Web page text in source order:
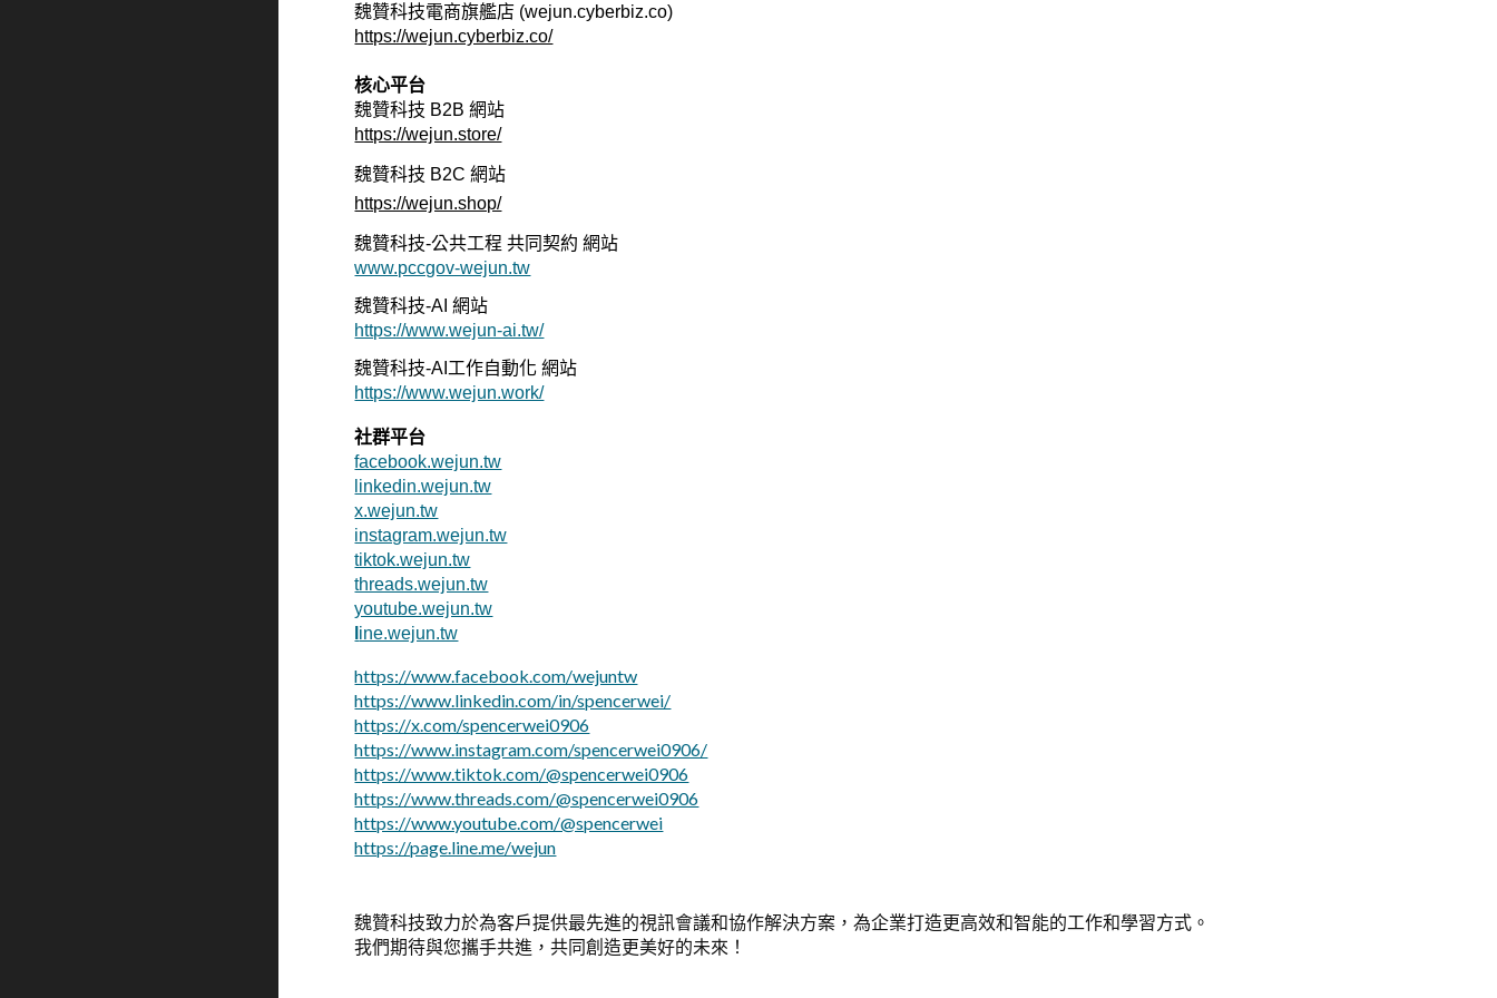
魏贊科技電商旗艦店 (wejun.cyberbiz.co)
https://wejun.cyberbiz.co/
核心平台
魏贊科技 B2B網站
https://wejun.store/
魏贊科技 B2C網站
https://wejun.shop/
魏贊科技-公共工程 共同契約 網站
www.pccgov-wejun.tw
魏贊科技-AI 網站
https://www.wejun-ai.tw/
魏贊科技-AI工作自動化 網站
https://www.wejun.work/
社群平台
facebook.wejun.tw
linkedin.wejun.tw
x.wejun.tw
instagram.wejun.tw
tiktok.wejun.tw
threads.wejun.tw
youtube.wejun.tw
ine.wejun.tw
https://www.facebook.com/wejuntw
https://www.linkedin.com/in/spencerwei/
https://x.com/spencerwei0906
https://www.instagram.com/spencerwei0906/
https://www.tiktok.com/@spencerwei0906
https://www.threads.com/@spencerwei0906
https://www.youtube.com/@spencerwei
https://page.line.me/wejun
魏贊科技致力於為客戶提供最先進的視訊會議和協作解決方案，為企業打造更高效和智能的工作和學習方式。
我們期待與您攜手共進，共同創造更美好的未來！